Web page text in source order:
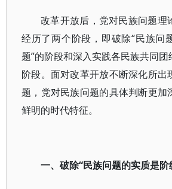
改革开放后，党对民族问题理
经历了两个阶段，即破除“民族问
题”的阶段和深入实践各民族共同
阶段。面对改革开放不断深化所出
题，党对民族问题的具体判断更加
鲜明的时代特征。
一、破除“民族问题的实质是阶